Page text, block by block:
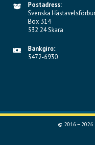
Postadress:
Svenska
Box 314
532 24 Skara
Bankgiro:
5472-6930
© 2016 – 2026